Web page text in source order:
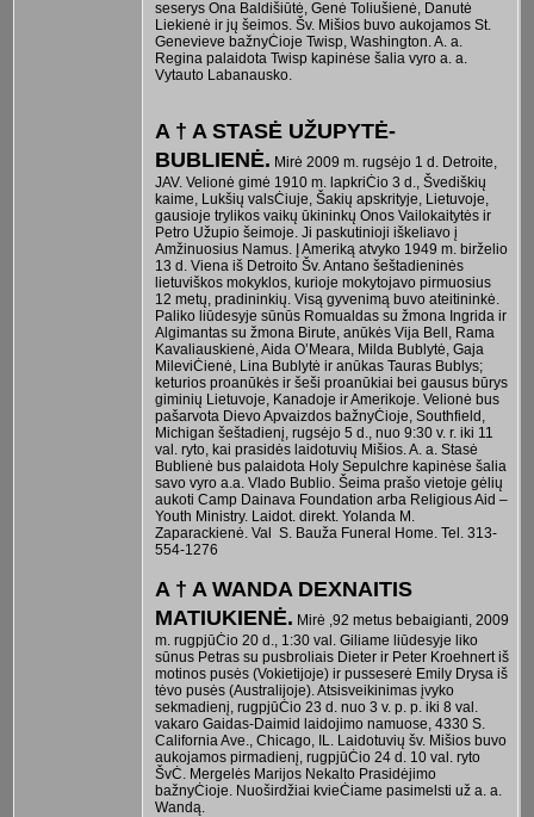
seserys Ona Baldišiūtė, Genė Toliušienė, Danutė
Liekienė ir jų šeimos. Šv. Mišios buvo aukojamos St.
Genevieve bažnyĊioje Twisp, Washington. A. a.
Regina palaidota Twisp kapinėse šalia vyro a. a.
Vytauto Labanausko.
A † A STASĖ UŽUPYTĖ-
BUBLIENĖ. Mirė 2009 m. rugsėjo 1 d. Detroite,
JAV. Velionė gimė 1910 m. lapkriĊio 3 d., Švediškių
kaime, Lukšių valsĊiuje, Šakių apskrityje, Lietuvoje,
gausioje trylikos vaikų ūkininkų Onos Vailokaitytės ir
Petro Užupio šeimoje. Ji paskutinioji iškeliavo į
Amžinuosius Namus. Į Ameriką atvyko 1949 m. birželio
13 d. Viena iš Detroito Šv. Antano šeštadieninės
lietuviškos mokyklos, kurioje mokytojavo pirmuosius
12 metų, pradininkių. Visą gyvenimą buvo ateitininkė.
Paliko liūdesyje sūnūs Romualdas su žmona Ingrida ir
Algimantas su žmona Birute, anūkės Vija Bell, Rama
Kavaliauskienė, Aida O’Meara, Milda Bublytė, Gaja
MileviĊienė, Lina Bublytė ir anūkas Tauras Bublys;
keturios proanūkės ir šeši proanūkiai bei gausus būrys
giminių Lietuvoje, Kanadoje ir Amerikoje. Velionė bus
pašarvota Dievo Apvaizdos bažnyĊioje, Southfield,
Michigan šeštadienį, rugsėjo 5 d., nuo 9:30 v. r. iki 11
val. ryto, kai prasidės laidotuvių Mišios. A. a. Stasė
Bublienė bus palaidota Holy Sepulchre kapinėse šalia
savo vyro a.a. Vlado Bublio. Šeima prašo vietoje gėlių
aukoti Camp Dainava Foundation arba Religious Aid –
Youth Ministry. Laidot. direkt. Yolanda M.
Zaparackienė. Val S. Bauža Funeral Home. Tel. 313-
554-1276
A † A WANDA DEXNAITIS
MATIUKIENĖ. Mirė ,92 metus bebaigianti, 2009
m. rugpjūĊio 20 d., 1:30 val. Giliame liūdesyje liko
sūnus Petras su pusbroliais Dieter ir Peter Kroehnert iš
motinos pusės (Vokietijoje) ir pusseserė Emily Drysa iš
tėvo pusės (Australijoje). Atsisveikinimas įvyko
sekmadienį, rugpjūĊio 23 d. nuo 3 v. p. p. iki 8 val.
vakaro Gaidas-Daimid laidojimo namuose, 4330 S.
California Ave., Chicago, IL. Laidotuvių šv. Mišios buvo
aukojamos pirmadienį, rugpjūĊio 24 d. 10 val. ryto
ŠvĊ. Mergelės Marijos Nekalto Prasidėjimo
bažnyĊioje. Nuoširdžiai kvieĊiame pasimelsti už a. a.
Wandą.